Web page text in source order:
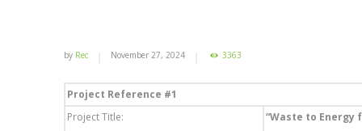
by Rec November 27, 2024 3363
Project Reference #1
Project Title:
“Waste to Energy